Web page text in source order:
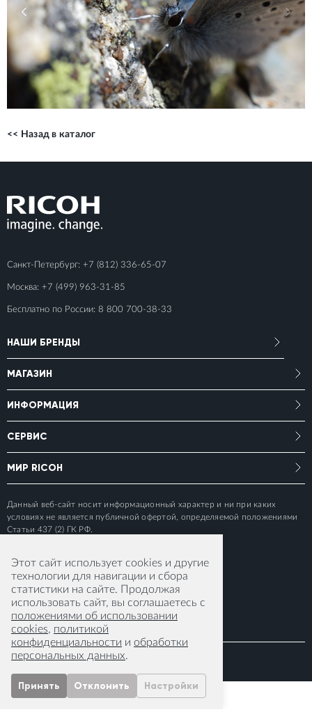
<< Назад в каталог
Санкт-Петербург: +7 (812) 336-65-07
Москва: +7 (499) 963-31-85
Бесплатно по России: 8 800 700-38-33
НАШИ БРЕНДЫ
МАГАЗИН
ИНФОРМАЦИЯ
СЕРВИС
МИР RICOH
Данный веб-сайт носит информационный характер и ни при каких
условиях не является публичной офертой, определяемой положениями
Статьи 437 (2) ГК РФ.
© 2015-2026 RICOH IMAGING EUROPE S.A.S
Этот сайт использует cookies и другие
технологии для навигации и сбора
статистики на сайте. Продолжая
использовать сайт, вы соглашаетесь с
положениями об использовании
cookies, политикой
конфиденциальности и обработки
персональных данных.
Принять Отклонить Настройки